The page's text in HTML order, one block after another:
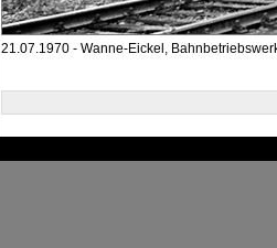
21.07.1970 - Wanne-Eickel,